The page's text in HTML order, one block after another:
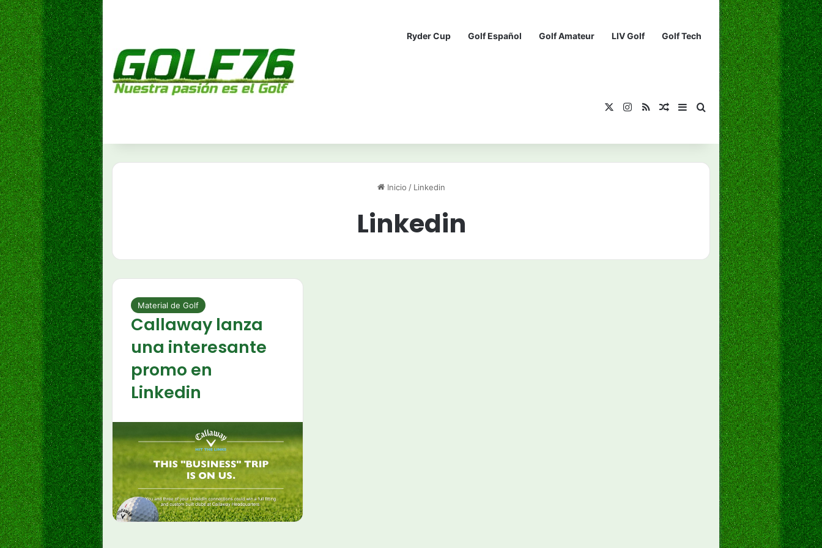
Ryder Cup Golf Español Golf Amateur LIV Golf Golf Tech
Instagram
RSS ¡Muéstrame un artículo
Barra lateral
Buscar...
Inicio / Linkedin
Linkedin
Material de Golf
Callaway lanza
una interesante
promo en
Linkedin